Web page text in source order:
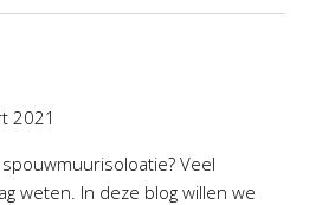
2021
Veel
weten. In deze blog willen we